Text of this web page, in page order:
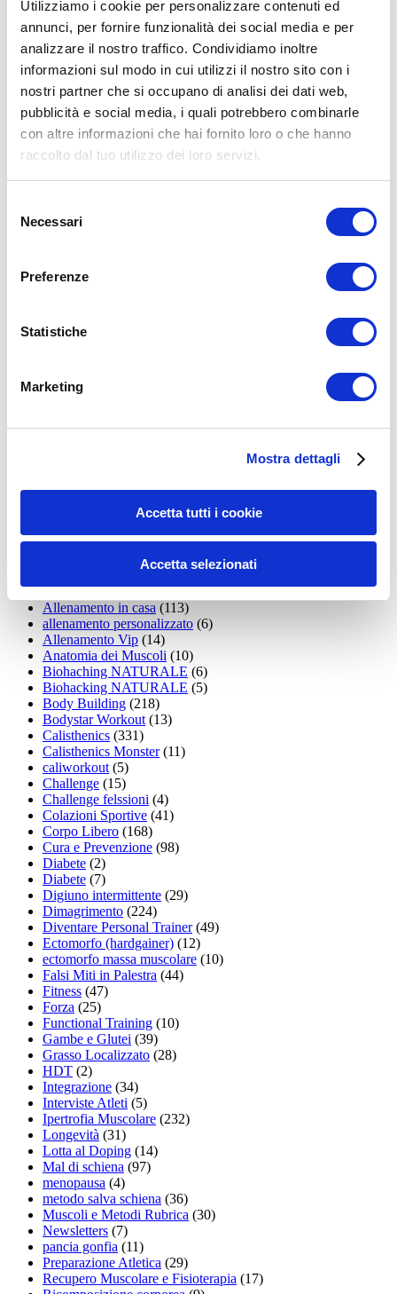
Utilizziamo i cookie per personalizzare contenuti ed
annunci, per fornire funzionalità dei social media e per
analizzare il nostro traffico. Condividiamo inoltre
informazioni sul modo in cui utilizzi il nostro sito con i
nostri partner che si occupano di analisi dei dati web,
pubblicità e social media, i quali potrebbero combinarle
con altre informazioni che hai fornito loro o che hanno
raccolto dal tuo utilizzo dei loro servizi.
delNecessari
Preferenze
Statistiche
Marketing
Mostra dettagli
Accetta tutti i cookie
Accetta selezionati
ALLENATI CON ME!
15WORKOUT
addominali scolpiti(39)
Allenamento aerobico(16)
Allenamento con il TRX(36)
Allenamento Donne(75)
Allenamento in casa (113)
allenamento personalizzato (6)
Allenamento Vip (14)
Anatomia dei Muscoli (10)
Biohaching NATURALE (6)
Biohacking NATURALE (5)
Body Building (218)
Bodystar Workout(13)
Calisthenics (331)
Calisthenics Monster(11)
caliworkout(5)
Challenge (15)
Challenge felssioni (4)
Colazioni Sportive (41)
Corpo Libero (168)
Cura e Prevenzione (98)
Diabete (2)
Diabete (7)
Digiuno intermittente (29)
Dimagrimento (224)
Diventare Personal Trainer(49)
Ectomorfo (hardgainer) (12)
ectomorfo massa muscolare (10)
Falsi Miti in Palestra (44)
Fitness (47)
Forza (25)
Functional Training (10)
Gambe e Glutei (39)
Grasso Localizzato (28)
HDT (2)
Integrazione (34)
Interviste Atleti (5)
Ipertrofia Muscolare (232)
Longevità (31)
Lotta al Doping (14)
Mal di schiena (97)
menopausa (4)
metodo salva schiena (36)
Muscoli e Metodi Rubrica (30)
Newsletters (7)
pancia gonfia (11)
Preparazione Atletica (29)
Recupero Muscolare e Fisioterapia (17)